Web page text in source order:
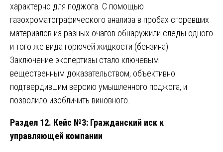
характерно для поджога. С помощью
газохроматографического анализа в пробах сгоревших
материалов из разных очагов обнаружили следы одного
и того же вида горючей жидкости (бензина).
Заключение экспертизы стало ключевым
вещественным доказательством, объективно
подтвердившим версию умышленного поджога, и
позволило изобличить виновного.
Раздел 12. Кейс №3: Гражданский иск к
управляющей компании